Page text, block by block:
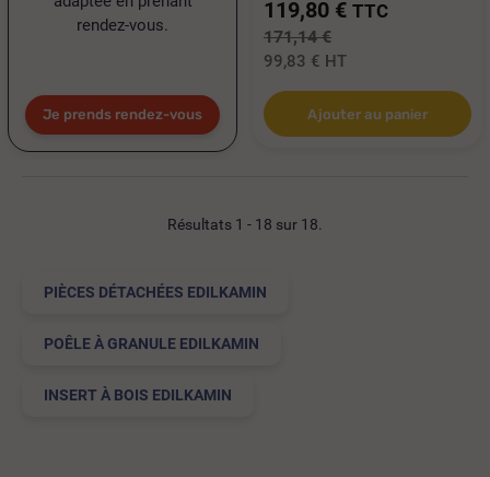
rendez-vous.
Je prends rendez-vous
119,80 € TTC
171,14 €
99,83 € HT
Ajouter au panier
Résultats 1 - 18 sur 18.
PIÈCES DÉTACHÉES EDILKAMIN
POÊLE À GRANULE EDILKAMIN
INSERT À BOIS EDILKAMIN